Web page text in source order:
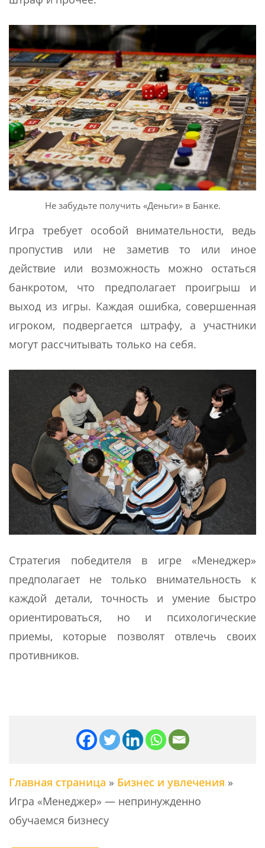
Не забудьте получить «Деньги» в Банке.
Игра требует особой внимательности, ведь
пропустив или не заметив то или иное
действие или возможность можно остаться
банкротом, что предполагает проигрыш и
выход из игры. Каждая ошибка, совершенная
игроком, подвергается штрафу, а участники
могут рассчитывать только на себя.
Стратегия победителя в игре «Менеджер»
предполагает не только внимательность к
каждой детали, точность и умение быстро
ориентироваться, но и психологические
приемы, которые позволят отвлечь своих
противников.
Главная страница » Бизнес и увлечения »
Игра «Менеджер» — непринужденно
обучаемся бизнесу